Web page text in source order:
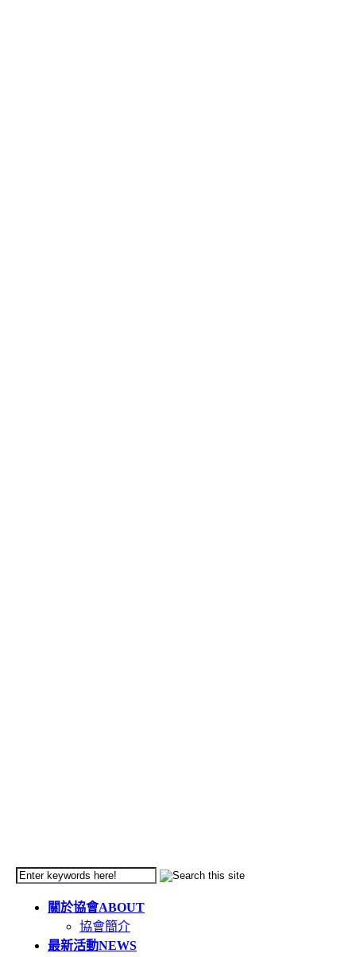
關於協會ABOUT
協會簡介
最新活動NEWS